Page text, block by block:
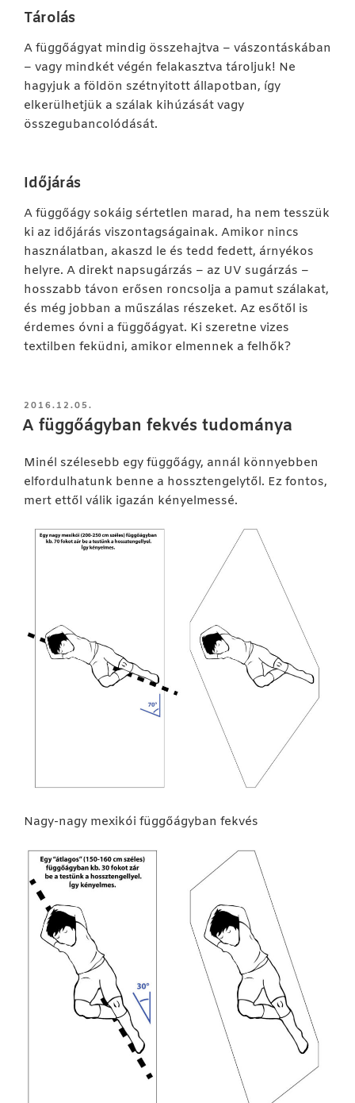
Tárolás
A függőágyat mindig összehajtva – vászontáskában
– vagy mindkét végén felakasztva tároljuk! Ne
hagyjuk a földön szétnyitott állapotban, így
elkerülhetjük a szálak kihúzását vagy
összegubancolódását.
Időjárás
A függőágy sokáig sértetlen marad, ha nem tesszük
ki az időjárás viszontagságainak. Amikor nincs
használatban, akaszd le és tedd fedett, árnyékos
helyre. A direkt napsugárzás – az UV sugárzás –
hosszabb távon erősen roncsolja a pamut szálakat,
és még jobban a műszálas részeket. Az esőtől is
érdemes óvni a függőágyat. Ki szeretne vizes
textilben feküdni, amikor elmennek a felhők?
BEKÜLDVE:
2016.12.05.
A függőágyban fekvés tudománya
Minél szélesebb egy függőágy, annál könnyebben
elfordulhatunk benne a hossztengelytől. Ez fontos,
mert ettől válik igazán kényelmessé.
Nagy-nagy mexikói függőágyban fekvés